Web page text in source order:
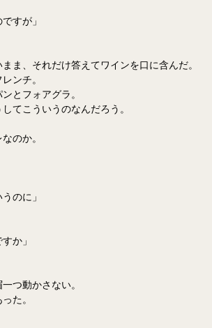
すが」
ま、それだけ答えてワインを口に含んだ。
ンチ。
とフォアグラ。
てこういうのなんだろう。
のか。
のに」
か」
つ動かさない。
た。